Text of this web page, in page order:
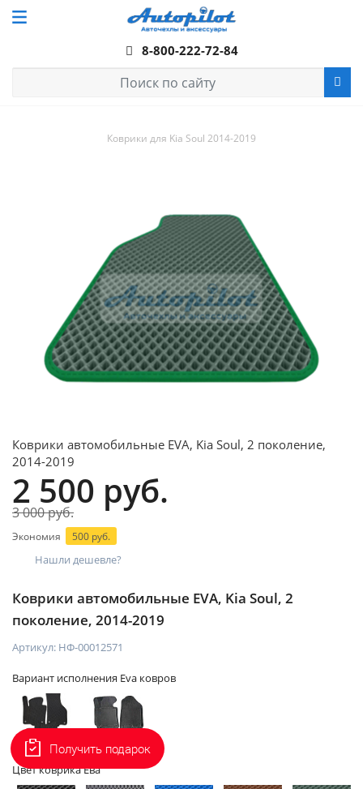
8-800-222-72-84
Коврики для Kia Soul 2014-2019
Коврики автомобильные EVA, Kia Soul, 2
поколение, 2014-2019
Артикул: НФ-00012571
Коврики автомобильные EVA, Kia Soul, 2 поколение,
2014-2019
2 500 руб.
3 000 руб.
Экономия 500 руб.
Нашли дешевле?
Вариант исполнения Eva ковров
2D - без
бортов
Цвет коврика Ева
Получить подарок